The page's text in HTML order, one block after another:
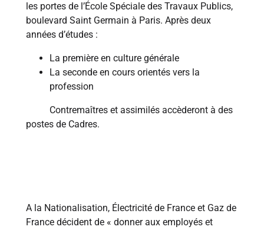
les portes de l’École Spéciale des Travaux Publics,
boulevard Saint Germain à Paris. Après deux
années d’études :
La première en culture générale
La seconde en cours orientés vers la
profession
Contremaîtres et assimilés accèderont à des
postes de Cadres.
A la Nationalisation, Électricité de France et Gaz de
France décident de « donner aux employés et